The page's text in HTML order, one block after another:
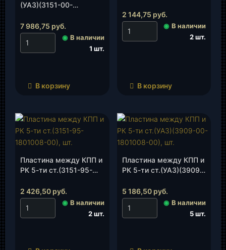
(УАЗ)(3151-00-
7 986,75 руб.
◉ В наличии
1 шт.
В корзину
2 144,75 руб.
◉ В наличии
2 шт.
В корзину
Пластина между КПП и
РК 5-ти ст.(3151-95-
2 426,50 руб.
◉ В наличии
2 шт.
Пластина между КПП и
РК 5-ти ст.(УАЗ)(3909-
5 186,50 руб.
◉ В наличии
5 шт.